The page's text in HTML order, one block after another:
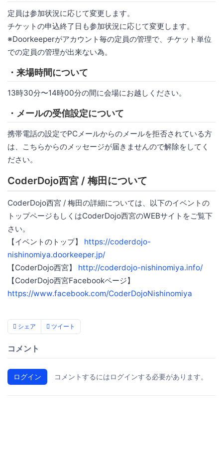
定員は参加状況に応じて変更します。
チケットの申込終了日も参加状況に応じて変更します。
※Doorkeeperがアカウント毎の定員の管理で、チケット単位
での定員の管理が出来ない為。
・来場時間について
13時30分〜14時00分の間に会場にお越しください。
・メールの受信設定について
携帯電話の設定でPCメールからのメールを拒否されている方
は、こちらからのメッセージが届きませんので解除をしてく
ださい。
CoderDojo西宮 / 梅田について
CoderDojo西宮 / 梅田の詳細については、以下のイベントの
トップページもしくはCoderDojo西宮のWEBサイトをご覧下
さい。
【イベントのトップ】 https://coderdojo-
nishinomiya.doorkeeper.jp/
【CoderDojo西宮】 http://coderdojo-nishinomiya.info/
【CoderDojo西宮Facebookページ】
https://www.facebook.com/CoderDojoNishinomiya
シェア ツイート
コメント
ログイン コメントするにはログインする必要があります。